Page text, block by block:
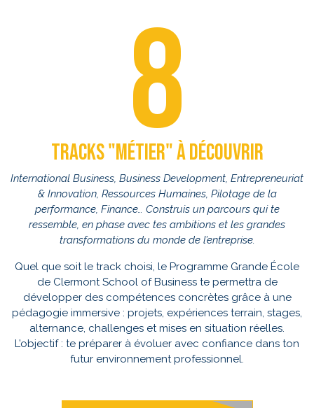
8
tracks "métier" à découvrir
International Business, Business Development, Entrepreneuriat
& Innovation, Ressources Humaines, Pilotage de la
performance, Finance… Construis un parcours qui te
ressemble, en phase avec tes ambitions et les grandes
transformations du monde de l’entreprise.
Quel que soit le track choisi, le Programme Grande École
de Clermont School of Business te permettra de
développer des compétences concrètes grâce à une
pédagogie immersive : projets, expériences terrain, stages,
alternance, challenges et mises en situation réelles.
L’objectif : te préparer à évoluer avec confiance dans ton
futur environnement professionnel.